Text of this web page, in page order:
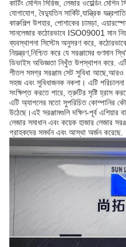
কাটিং মেশিন সিরিজ, লেজার ওয়েল্ডিং
যোগাযোগ, বৈদ্যুতিন সার্কিট,যান্ত্রিক
কারুশিল্প উপহার, পোশাকের চামড়া,
সানলেজার কঠোরভাবে ISO09001 মান
ব্যবস্থাপনা সিস্টেম অনুসরণ করে,
নিয়ন্ত্রণ,নিশ্চিত করে যে সরঞ্জামের গুণমান
ডিভাইস অভিজ্ঞতা নিখুঁত উপস্থাপন করে.
শীতল সমগ্র সরঞ্জাম সেট সুবিধা
সহজ এবং সুবিধাজনক নকশা। এটি পরিচালনা
সংক্ষিপ্ত করতে পারে, ত্রুটির সৃষ্টি হ্রাস
এটি অ্যাপলের মতো সুপরিচিত কোম্পানির
উঠেছে।এই সরঞ্জামগুলি দক্ষিণ-পূর্ব
লেজার সমাধান এবং কয়েক হাজার লেজার
গ্রাহকদের সমর্থন এবং আস্থা অর্জন করেছে.